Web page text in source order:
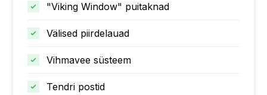
"Viking Window" puitaknad
Välised piirdelauad
Vihmavee süsteem
Tendri postid